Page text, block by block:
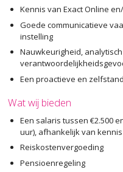
Kennis van Exact Online
Goede communicatieve
instelling
Nauwkeurigheid,
Een proactieve en
Wat wij bieden
Een salaris tussen €2.500
uur), afhankelijk van
Reiskostenvergoeding
Pensioenregeling